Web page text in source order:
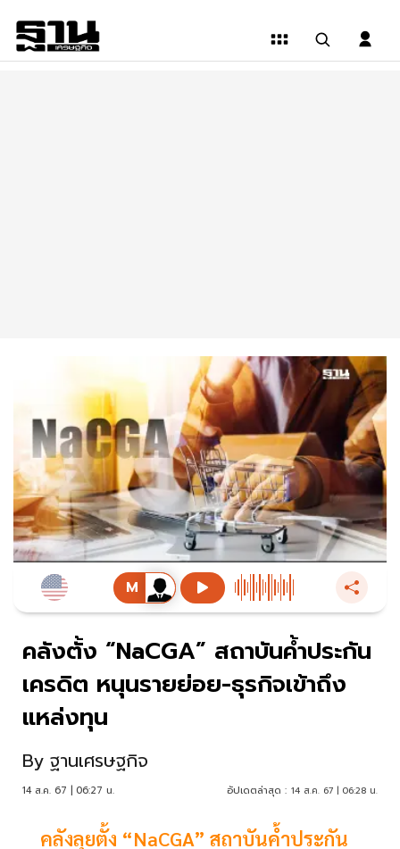
คลังตั้ง “NaCGA” สถาบันค้ำประกัน
เครดิต หนุนรายย่อย-ธุรกิจเข้าถึง
แหล่งทุน
By ฐานเศรษฐกิจ
14 ส.ค. 67 | 06:27 น. อัปเดตล่าสุด : 14 ส.ค. 67 | 06:28 น.
คลังลุยตั้ง “NaCGA” สถาบันค้ำประกัน